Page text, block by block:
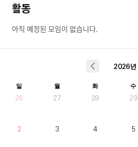
활동
아직 예정된 모임이 없습니다.
2026년
일 월 화 수
26 27 28 29
2 3 4 5